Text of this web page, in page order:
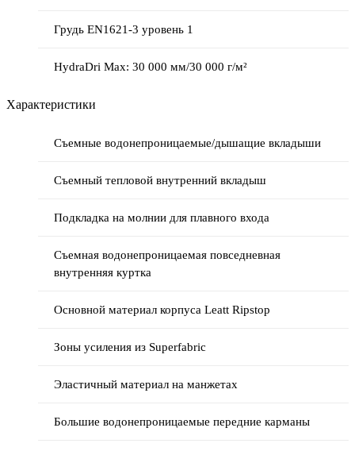
Грудь EN1621-3 уровень 1
HydraDri Max: 30 000 мм/30 000 г/м²
Характеристики
Съемные водонепроницаемые/дышащие вкладыши
Съемный тепловой внутренний вкладыш
Подкладка на молнии для плавного входа
Съемная водонепроницаемая повседневная
внутренняя куртка
Основной материал корпуса Leatt Ripstop
Зоны усиления из Superfabric
Эластичный материал на манжетах
Большие водонепроницаемые передние карманы